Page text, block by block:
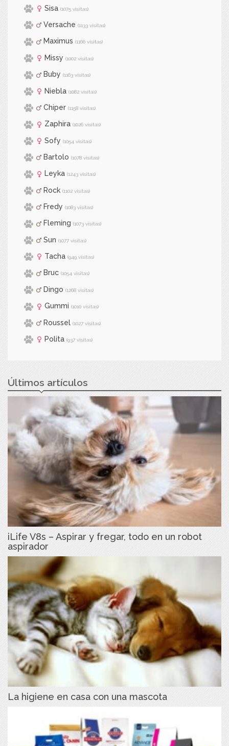
Sisa (1075 visitas)
Versache (1133 visitas)
Maximus (1166 visitas)
Missy (1002 visitas)
Buby (1163 visitas)
Niebla (1082 visitas)
Chiper (1158 visitas)
Zaphira (1026 visitas)
Sofy (1054 visitas)
Bartolo (1078 visitas)
Leyka (1243 visitas)
Rock (1102 visitas)
Fredy (1083 visitas)
Fleming (1073 visitas)
Sun (1077 visitas)
Tacha (949 visitas)
Bruc (1054 visitas)
Dingo (1268 visitas)
Gummi (1010 visitas)
Roussel (1027 visitas)
Polita (937 visitas)
Últimos artículos
iLife V8s – Aspirar y fregar, todo en un robot
aspirador
La higiene en casa con una mascota